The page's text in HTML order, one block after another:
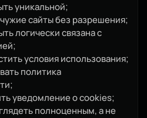
уникальной;
сайты без разрешения;
логически связана с
условия использования;
политика
уведомление о cookies;
полноценным, а не